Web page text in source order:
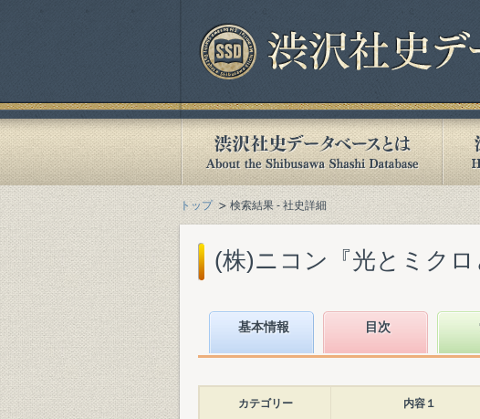
トップ 検索結果 - 社史詳細
(株)ニコン『光とミク
基本情報 目次
カテゴリー 内容１